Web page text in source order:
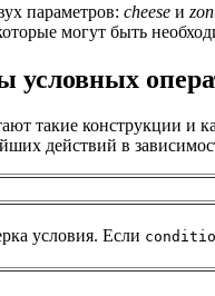
параметров: cheese и
могут быть
такие конструкции и
действий в
условия. Если